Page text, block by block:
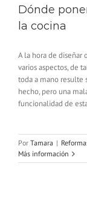
Dónde
la cocina
A la hora de diseñar
varios aspectos, de
toda a mano resulte
hecho, pero una
funcionalidad de
Por Tamara |
Más información